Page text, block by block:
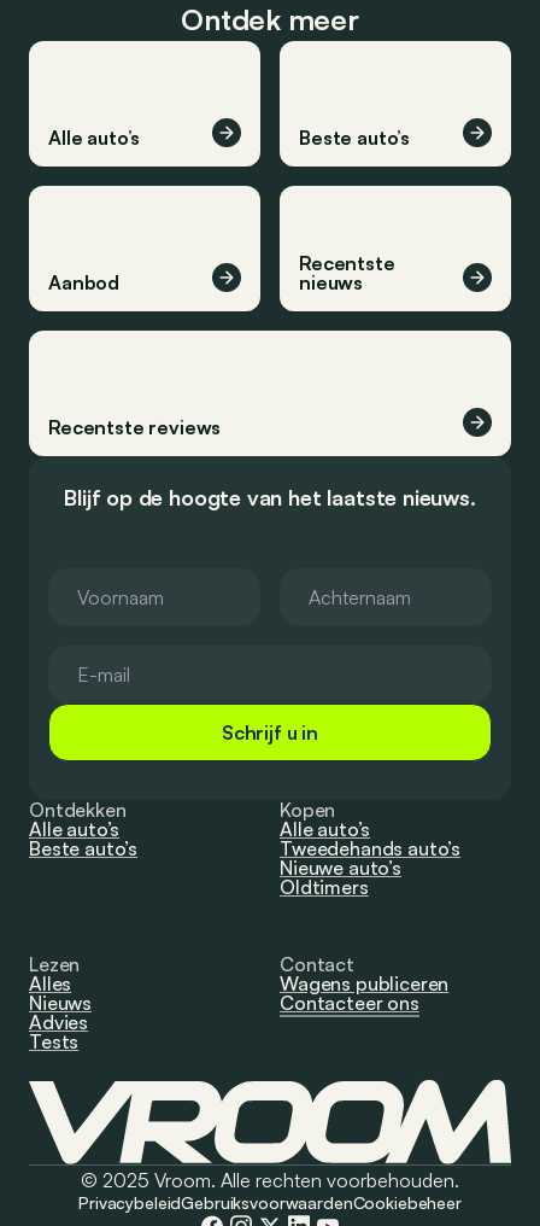
Ontdek meer
Alle auto’s Beste auto’s
Aanbod
Recentste
nieuws
Recentste reviews
Blijf op de hoogte van het laatste nieuws.
Schrijf u in
Ontdekken
Alle auto’s
Beste auto’s
Kopen
Alle auto’s
Tweedehands auto’s
Nieuwe auto’s
Oldtimers
Lezen
Alles
Nieuws
Advies
Tests
Contact
Wagens publiceren
Contacteer ons
© 2025 Vroom. Alle rechten voorbehouden.
PrivacybeleidGebruiksvoorwaardenCookiebeheer